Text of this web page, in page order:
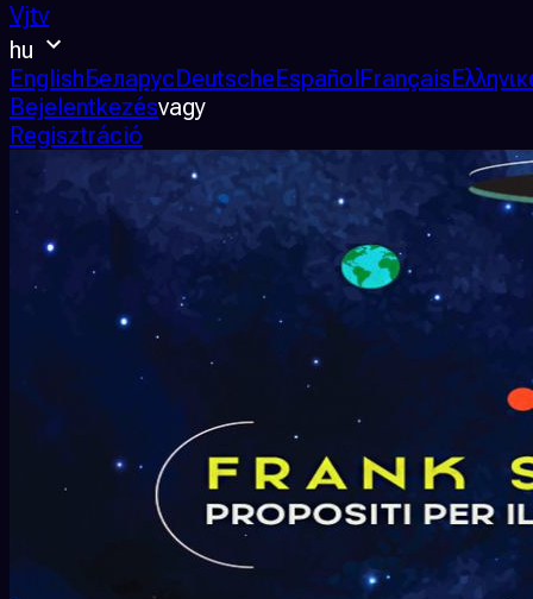
Vjtv
hu
EnglishБеларусDeutscheEspañolFrançais
Bejelentkezésvagy
Regisztráció